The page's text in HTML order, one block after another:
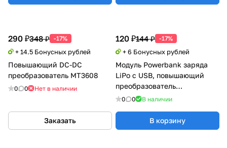
120 ₽144 ₽ -17%
+ 6 Бонусных рублей
Модуль Powerbank заряда
LiPo с USB, повышающий
преобразователь
напряжения 134N3P
0 0 В наличии
В корзину
290 ₽348 ₽ -17%
+ 14.5 Бонусных рублей
Повышающий DC-DC
преобразователь MT3608
0 0 Нет в наличии
Заказать